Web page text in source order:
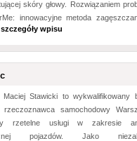
skóry głowy. Rozwiązaniem
innowacyjne metoda
wpisu
Maciej Stawicki to wykwalifikowany
rzeczoznawca samochodowy
rzetelne usługi w zakresie
pojazdów. Jako